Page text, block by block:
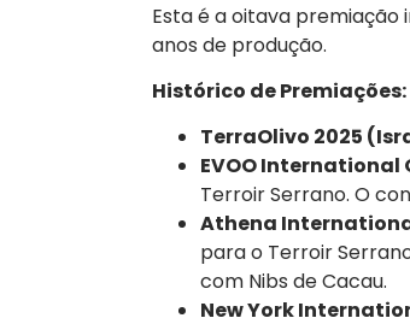
Esta é a oitava premiação
anos de produção.
Histórico de Premiações:
TerraOlivo 2025
EVOO International
Terroir Serrano. O
Athena
para o Terroir
com Nibs de Cacau.
New York